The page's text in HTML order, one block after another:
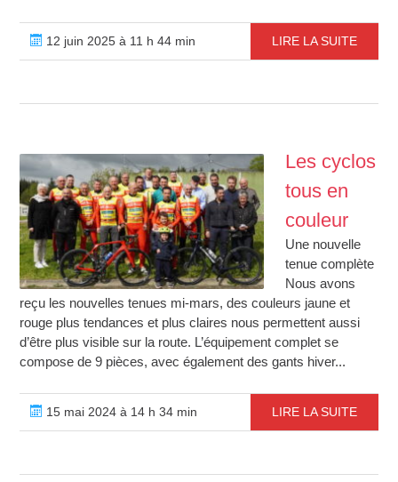
12 juin 2025 à 11 h 44 min LIRE LA SUITE
Les cyclos
tous en
couleur
Une nouvelle
tenue complète
Nous avons
reçu les nouvelles tenues mi-mars, des couleurs jaune et
rouge plus tendances et plus claires nous permettent aussi
d’être plus visible sur la route. L’équipement complet se
compose de 9 pièces, avec également des gants hiver...
15 mai 2024 à 14 h 34 min LIRE LA SUITE